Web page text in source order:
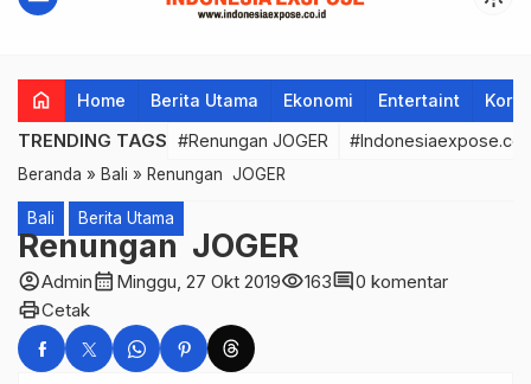
home Home Berita Utama Ekonomi Entertaint
TRENDING TAGS #Renungan JOGER
Beranda » Bali » Renungan JOGER
Bali Berita Utama
Renungan JOGER
account_circleAdmincalendar_month Minggu, 27 Okt 2019visibility163comment0 komentar
printCetak